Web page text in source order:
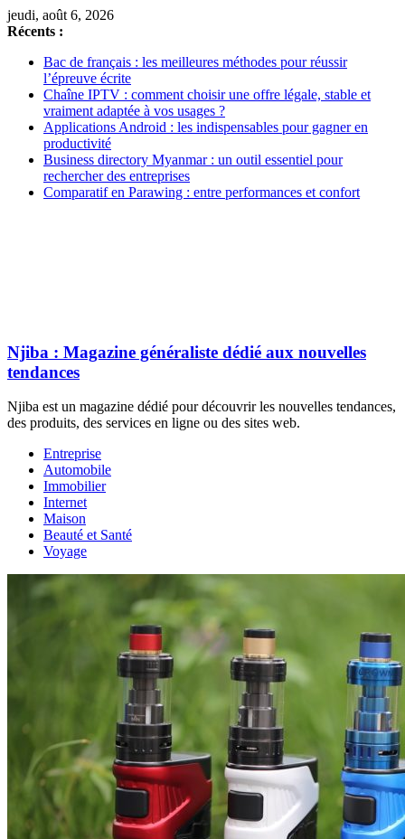
jeudi, août 6, 2026
Récents :
Bac de français : les meilleures méthodes pour réussir
l’épreuve écrite
Chaîne IPTV : comment choisir une offre légale, stable et
vraiment adaptée à vos usages ?
Applications Android : les indispensables pour gagner en
productivité
Business directory Myanmar : un outil essentiel pour
rechercher des entreprises
Comparatif en Parawing : entre performances et confort
Njiba : Magazine généraliste dédié aux nouvelles
tendances
Njiba est un magazine dédié pour découvrir les nouvelles tendances,
des produits, des services en ligne ou des sites web.
Entreprise
Automobile
Immobilier
Internet
Maison
Beauté et Santé
Voyage